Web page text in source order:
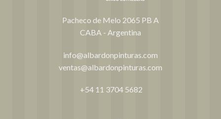
Pacheco de Melo 2065 PB A
CABA - Argentina
info@albardonpinturas.com
ventas@albardonpinturas.com
+54 11 3704 5682